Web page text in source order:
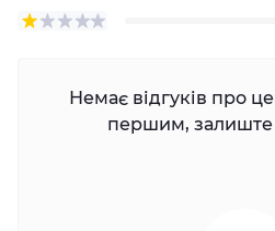
Немає відгуків про
першим, залиште